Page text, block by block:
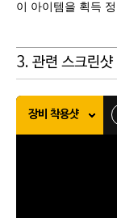
이 아이템을 획득
3. 관련 스크린샷
장비 착용샷